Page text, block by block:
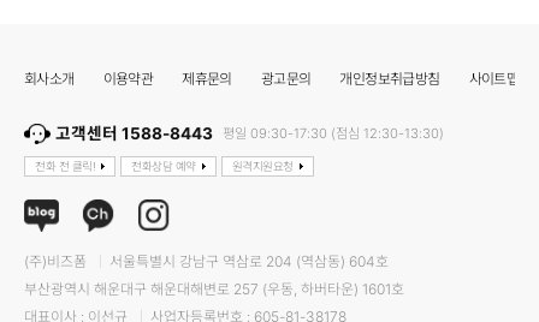
회사소개 이용약관 제휴문의 광고문의 개인정보취급방침 사이트맵
고객센터 1588-8443 평일 09:30-17:30 (점심 12:30-13:30)
전화 전 클릭! 전화상담 예약 원격지원요청
(주)비즈폼
서울특별시 강남구 역삼로 204 (역삼동) 604호
부산광역시 해운대구 해운대해변로 257 (우동, 하버타운) 1601호
대표이사 : 이선규
사업자등록번호 : 605-81-38178